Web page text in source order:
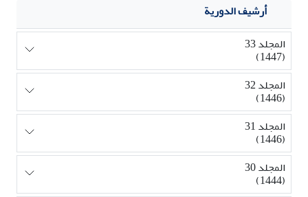
أرشيف الدورية
المجلد 33
(1447)
المجلد 32
(1446)
المجلد 31
(1446)
المجلد 30
(1444)